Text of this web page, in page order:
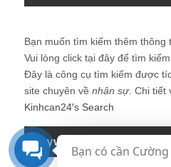
Bạn muốn tìm kiếm thêm thông
Vui lòng click tại đây để tìm
Đây là công cụ tìm kiếm được
site chuyên về nhân sự. Chi tiết
Kinhcan24′s Search
Keyword của Blog
Bạn có cần